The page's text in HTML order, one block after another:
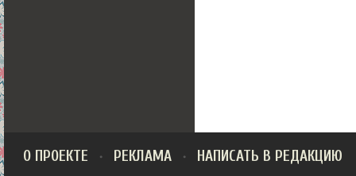
О ПРОЕКТЕ РЕКЛАМА НАПИСАТЬ В РЕДАКЦИЮ